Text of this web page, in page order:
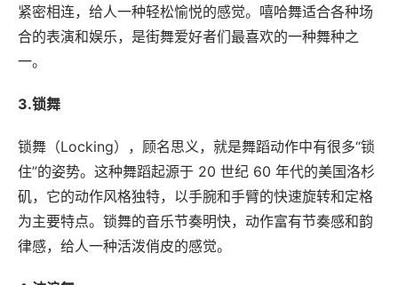
紧密相连，给人一种轻松愉悦的感觉。嘻哈舞适合各种场
合的表演和娱乐，是街舞爱好者们最喜欢的一种舞种之
一。
3.锁舞
锁舞（Locking），顾名思义，就是舞蹈动作中有很多“锁
住”的姿势。这种舞蹈起源于 20 世纪 60 年代的美国洛杉
矶，它的动作风格独特，以手腕和手臂的快速旋转和定格
为主要特点。锁舞的音乐节奏明快，动作富有节奏感和韵
律感，给人一种活泼俏皮的感觉。